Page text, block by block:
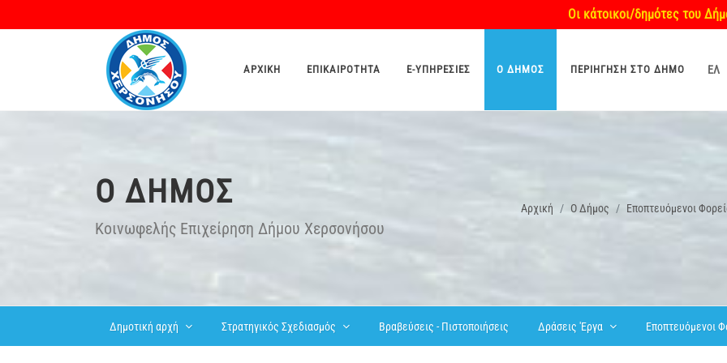
Οι κάτοικοι/δημότες του Δήμου
ΑΡΧΙΚΉ ΕΠΙΚΑΙΡΌΤΗΤΑ E-ΥΠΗΡΕΣΊΕΣ O ΔΉΜΟΣ ΠΕΡΙΉΓΗΣΗ ΣΤΟ ΔΉΜΟ ΕΛ
O ΔΉΜΟΣ
Κοινωφελής Επιχείρηση Δήμου Χερσονήσου
Αρχική O Δήμος Εποπτευόμενοι
Δημοτική αρχή Στρατηγικός Σχεδιασμός Βραβεύσεις - Πιστοποιήσεις Δράσεις 'Εργα Εποπτευόμενοι